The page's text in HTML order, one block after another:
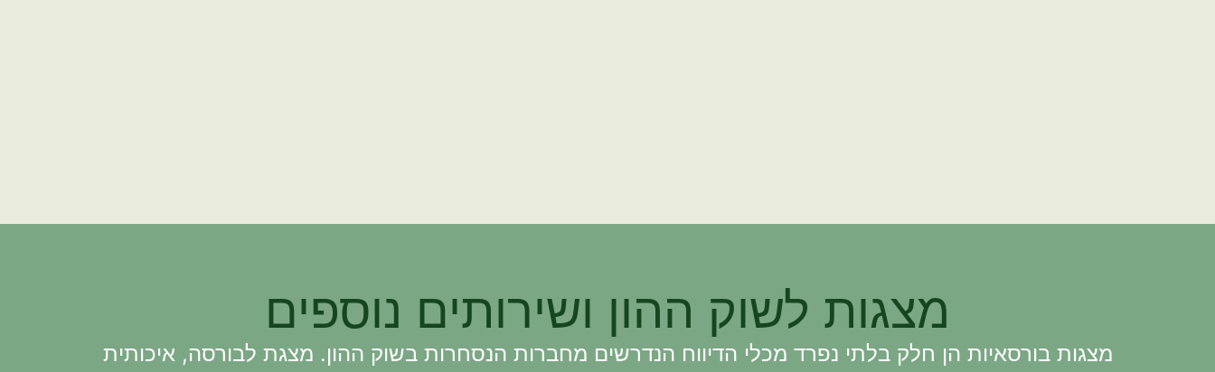
מצגות לשוק ההון ושירותים נוספים
מצגות בורסאיות הן חלק בלתי נפרד מכלי הדיווח הנדרשים מחברות הנסחרות בשוק ההון. מצגת לבורסה, איכותית